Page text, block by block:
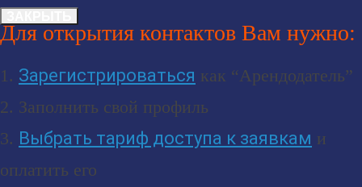
Для открытия контактов Вам нужно:
1. Зарегистрироваться как “Арендодатель”
2. Заполнить свой профиль
3. Выбрать тариф доступа к заявкам и
оплатить его